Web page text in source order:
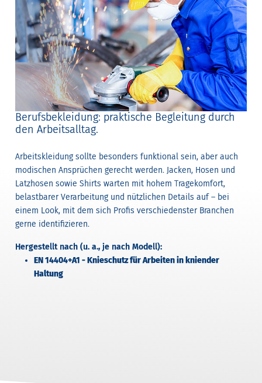
Berufsbekleidung: praktische Begleitung durch
den Arbeitsalltag.
Arbeitskleidung sollte besonders funktional sein, aber auch
modischen Ansprüchen gerecht werden. Jacken, Hosen und
Latzhosen sowie Shirts warten mit hohem Tragekomfort,
belastbarer Verarbeitung und nützlichen Details auf – bei
einem Look, mit dem sich Profis verschiedenster Branchen
gerne identifizieren.
Hergestellt nach (u. a., je nach Modell):
EN 14404+A1 - Knieschutz für Arbeiten in kniender
Haltung